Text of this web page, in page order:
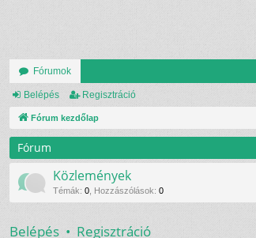
Fórumok
Belépés Regisztráció
Fórum kezdőlap
Fórum
Közlemények
Témák: 0 Hozzászólások: 0
Belépés • Regisztráció